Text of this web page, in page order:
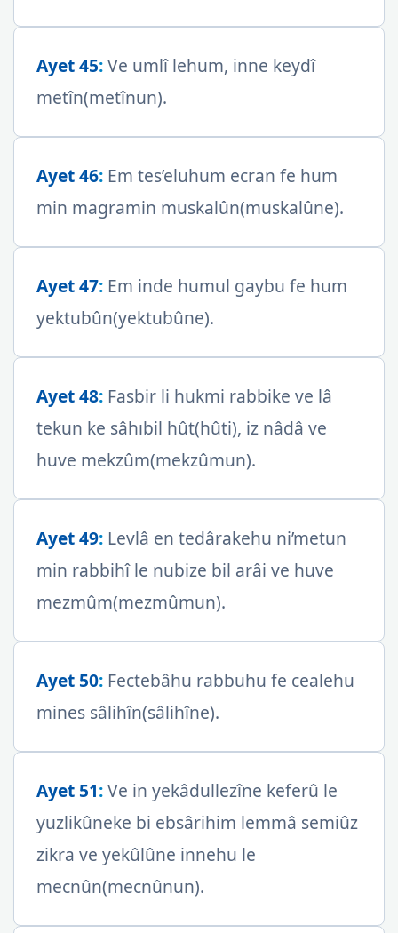
Ayet 45:Ve umlî lehum, inne keydî
metîn(metînun).
Ayet 46: Em tes’eluhum ecran fe hum
min magramin muskalûn(muskalûne).
Ayet 47: Em inde humul gaybu fe hum
yektubûn(yektubûne).
Ayet 48: Fasbir li hukmi rabbike ve lâ
tekun ke sâhıbil hût(hûti), iz nâdâ ve
huve mekzûm(mekzûmun).
Ayet 49: Levlâ en tedârakehu ni’metun
min rabbihî le nubize bil arâi ve huve
mezmûm(mezmûmun).
Ayet 50: Fectebâhu rabbuhu fe cealehu
mines sâlihîn(sâlihîne).
Ayet 51:Ve in yekâdullezîne keferû le
yuzlikûneke bi ebsârihim lemmâ semiûz
zikra ve yekûlûne innehu le
mecnûn(mecnûnun).